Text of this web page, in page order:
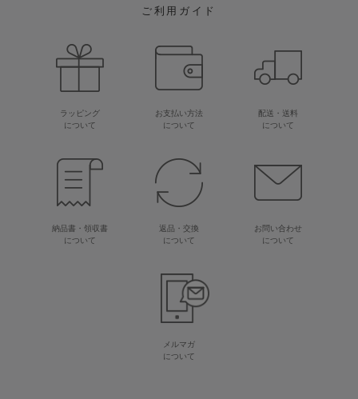
ご利用ガイド
ラッピング
について
お支払い方法
について
配送・送料
について
納品書・領収書
について
返品・交換
について
お問い合わせ
について
メルマガ
について